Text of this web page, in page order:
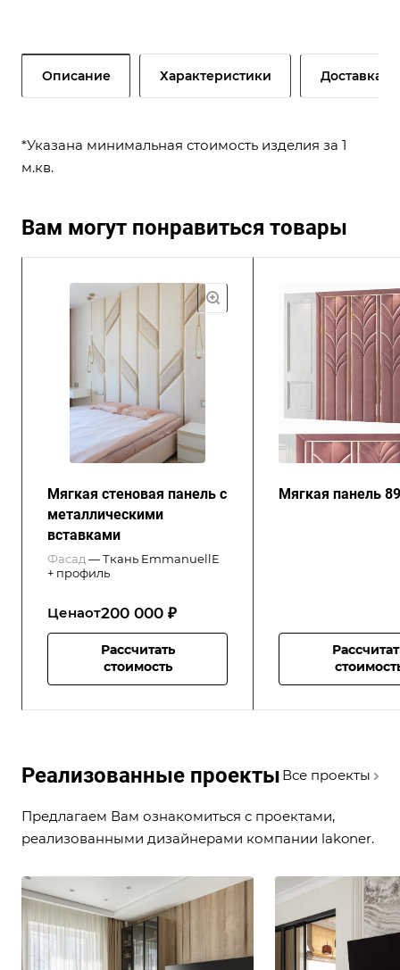
Описание Характеристики Доставка и
*Указана минимальная стоимость изделия за 1
м.кв.
Вам могут понравиться товары
Мягкая стеновая панель с
металлическими
вставками
Фасад —Ткань EmmanuellE
+ профиль
Ценаот200 000 ₽
Рассчитать
стоимость
Мягкая панель 89
Реализованные проекты Все проекты
Предлагаем Вам ознакомиться с проектами,
реализованными дизайнерами компании lakoner.